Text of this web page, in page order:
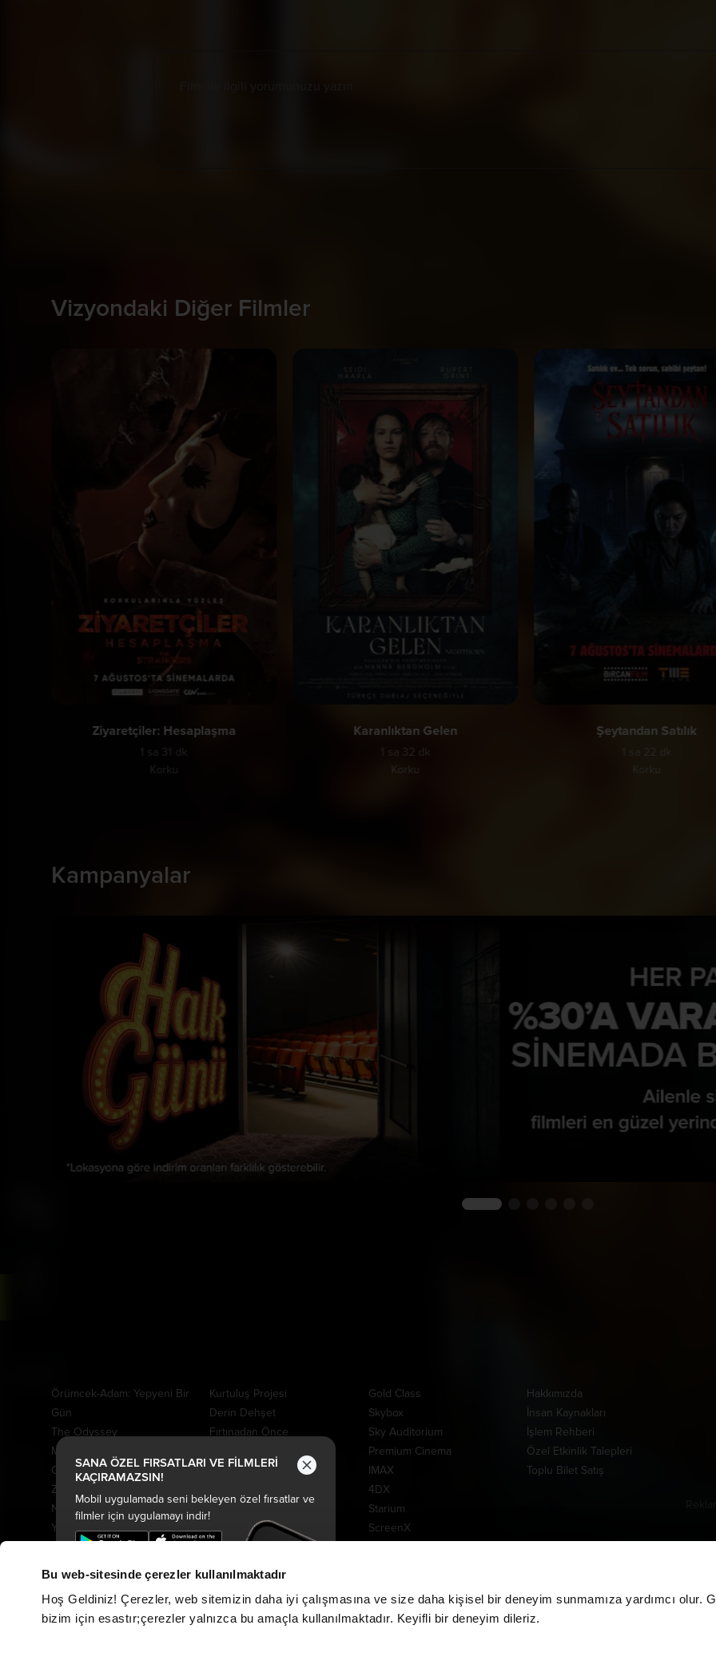
Bu web-sitesinde çerezler kullanılmaktadır
Hoş Geldiniz! Çerezler, web sitemizin daha iyi çalışmasına ve size daha kişisel bir deneyim sunmamıza yardımcı olur.
bizim için esastır;çerezler yalnızca bu amaçla kullanılmaktadır. Keyifli bir deneyim dileriz.
SANA ÖZEL FIRSATLARI VE FİLMLERİ
KAÇIRAMAZSIN!
Mobil uygulamada seni bekleyen özel fırsatlar ve
filmler için uygulamayı indir!
Vizyondaki Diğer Filmler
Ziyaretçiler: Hesaplaşma
1 sa 31 dk
Korku
Karanlıktan Gelen
1 sa 32 dk
Korku
Şeytandan Satılık
1 sa 22 dk
Kampanyalar
Örümcek-Adam: Yepyeni Bir
Gün
The Odyssey
Minyonlar ve Canavarlar
Oyuncak Hikayesi 5
Ziyaretçiler: Hesaplaşma
Nasreddin Hoca Zaman
Yolcusu 4
Karanlıktan Gelen
Özgür Kedi Scotty
Kurtuluş Projesi
Derin Dehşet
Fırtınadan Önce
Oak Caddesi'nin Sonu
Peter Pan Kabuslar Ülkesi
Tarot: Yeniden Doğuş
Davet
Evcil Kahramanlar
Gold Class
Skybox
Sky Auditorium
Premium Cinema
IMAX
4DX
Starium
ScreenX
Hakkımızda
İnsan Kaynakları
İşlem Rehberi
Özel Etkinlik Talepleri
Toplu Bilet Satış
CGV MoviePass İade
İşlemleri